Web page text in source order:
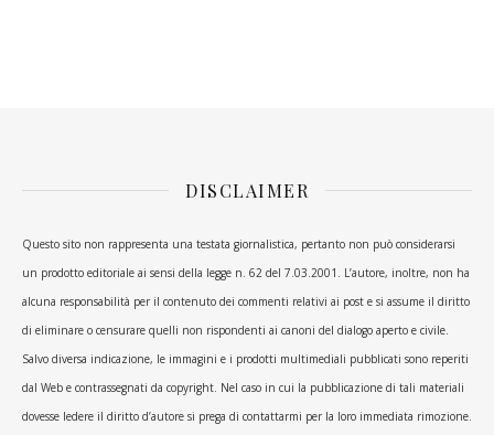
DISCLAIMER
Questo sito non rappresenta una testata giornalistica, pertanto non può considerarsi
un prodotto editoriale ai sensi della legge n. 62 del 7.03.2001. L’autore, inoltre, non ha
alcuna responsabilità per il contenuto dei commenti relativi ai post e si assume il diritto
di eliminare o censurare quelli non rispondenti ai canoni del dialogo aperto e civile.
Salvo diversa indicazione, le immagini e i prodotti multimediali pubblicati sono reperiti
dal Web e contrassegnati da copyright. Nel caso in cui la pubblicazione di tali materiali
dovesse ledere il diritto d’autore si prega di contattarmi per la loro immediata rimozione.